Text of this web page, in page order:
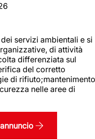
servizi ambientali e si
di attività
differenziata sul
del corretto
di rifiuto;mantenimento
nelle aree di